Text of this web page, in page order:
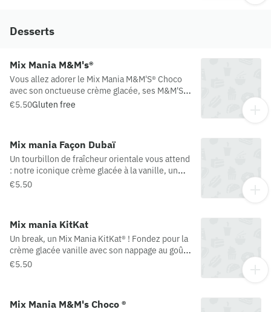
Desserts
Mix Mania M&M's®
Vous allez adorer le Mix Mania M&M'S® Choco
avec son onctueuse crème glacée, ses M&M'S
et son nappage au chocolat. Il n'y a plus une
€5.50Gluten free
Mix mania Façon Dubaï
Un tourbillon de fraîcheur orientale vous attend
: notre iconique crème glacée à la vanille, un
double nappage chocolat & pistache et un
€5.50
Mix mania KitKat
Un break, un Mix Mania KitKat® ! Fondez pour la
crème glacée vanille avec son nappage au goût
chocolaté délicieusement mythique et ses
€5.50
Mix Mania M&M's Choco ®